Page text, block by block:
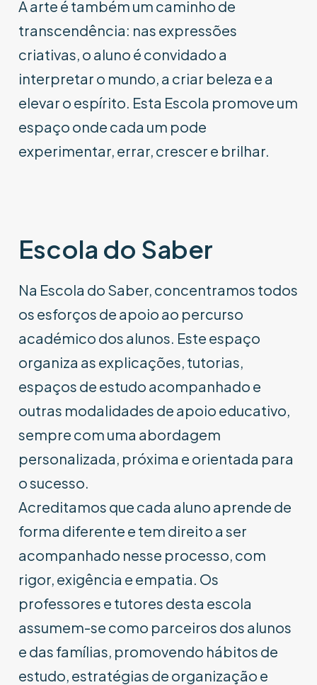
A arte é também um caminho de
transcendência: nas expressões
criativas, o aluno é convidado a
interpretar o mundo, a criar beleza e a
elevar o espírito. Esta Escola promove um
espaço onde cada um pode
experimentar, errar, crescer e brilhar.
Escola do Saber
Na Escola do Saber, concentramos todos
os esforços de apoio ao percurso
académico dos alunos. Este espaço
organiza as explicações, tutorias,
espaços de estudo acompanhado e
outras modalidades de apoio educativo,
sempre com uma abordagem
personalizada, próxima e orientada para
o sucesso.
Acreditamos que cada aluno aprende de
forma diferente e tem direito a ser
acompanhado nesse processo, com
rigor, exigência e empatia. Os
professores e tutores desta escola
assumem-se como parceiros dos alunos
e das famílias, promovendo hábitos de
estudo, estratégias de organização e